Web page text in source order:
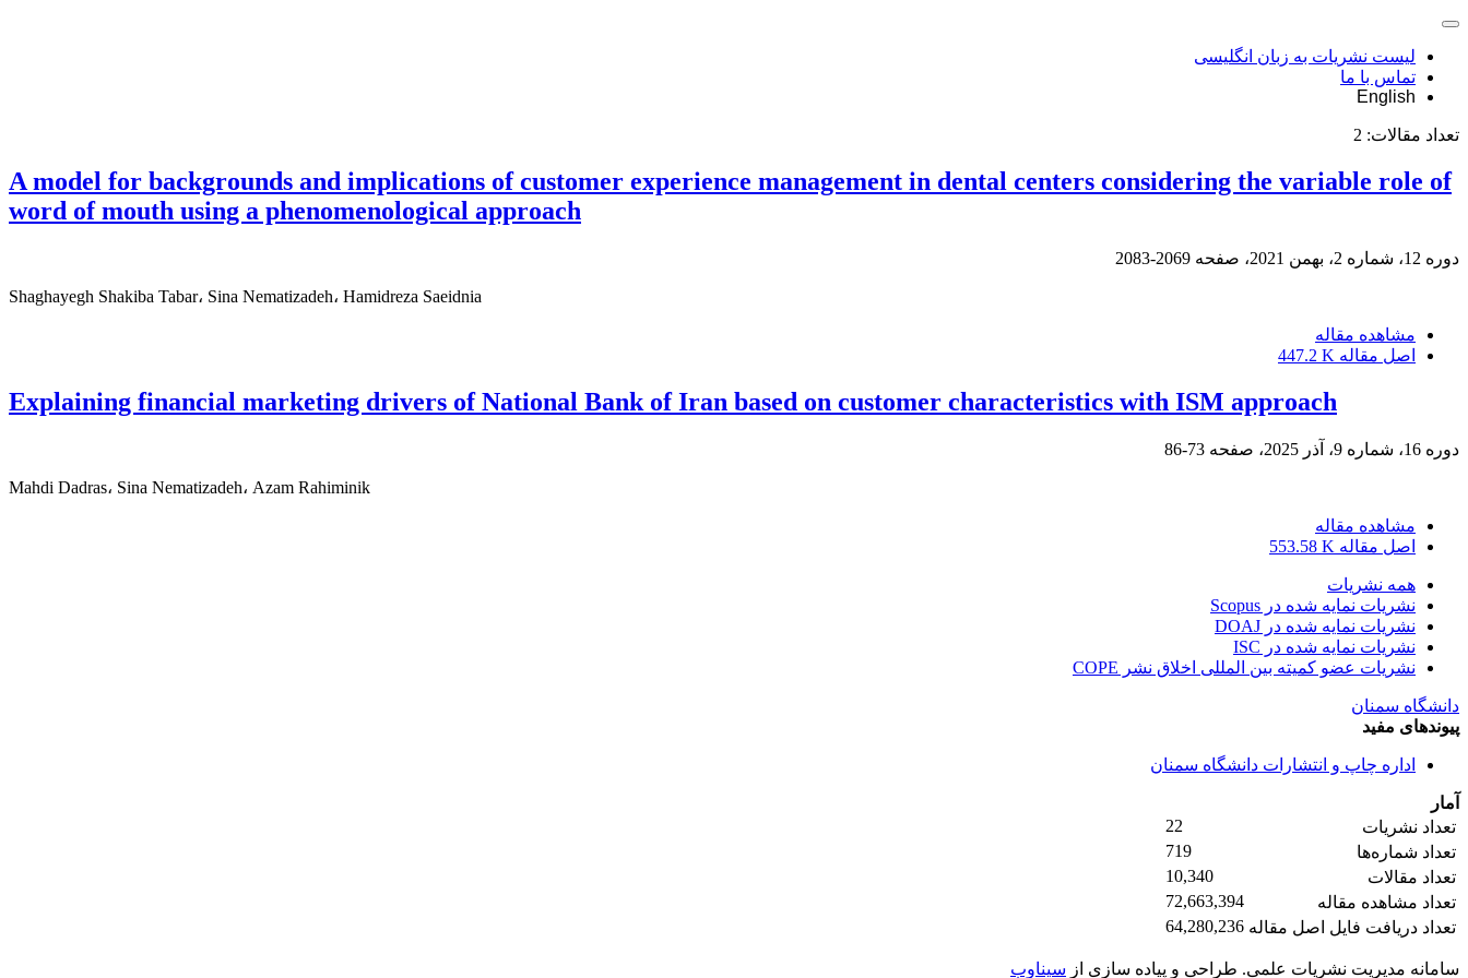
لیست نشریات به زبان انگلیسی
تماس با ما
English
تعداد مقالات: 2
A model for backgrounds and implications of customer experience management in dental centers considering the variable role of
word of mouth using a phenomenological approach
دوره 12، شماره 2، بهمن 2021، صفحه 2069-2083
Shaghayegh Shakiba Tabar، Sina Nematizadeh، Hamidreza Saeidnia
مشاهده مقاله
اصل مقاله 447.2 K
Explaining financial marketing drivers of National Bank of Iran based on customer characteristics with ISM approach
دوره 16، شماره 9، آذر 2025، صفحه 73-86
Mahdi Dadras، Sina Nematizadeh، Azam Rahiminik
مشاهده مقاله
اصل مقاله 553.58 K
همه نشریات
نشریات نمایه شده در Scopus
نشریات نمایه شده در DOAJ
نشریات نمایه شده در ISC
نشریات عضو کمیته بین المللی اخلاق نشر COPE
دانشگاه سمنان
پیوندهای مفید
اداره چاپ و انتشارات دانشگاه سمنان
آمار
تعداد نشریات
22
تعداد شماره‌ها
719
تعداد مقالات
10,340
تعداد مشاهده مقاله
72,663,394
تعداد دریافت فایل اصل مقاله 64,280,236
سامانه مدیریت نشریات علمی. طراحی و پیاده سازی از سیناوب